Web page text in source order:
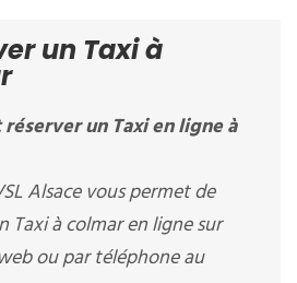
un Taxi à
réserver un Taxi en ligne à
Alsace vous permet de
Taxi à colmar en ligne sur
ou par téléphone au